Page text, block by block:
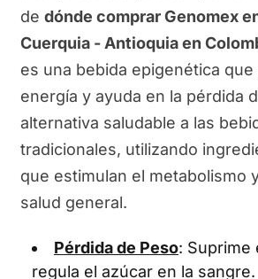
de dónde comprar Genomex
Cuerquia - Antioquia en
es una bebida epigenética que
energía y ayuda en la pérdida
alternativa saludable a las
tradicionales, utilizando
que estimulan el metabolismo
salud general.
Pérdida de Peso: Suprime
regula el azúcar en la sangre.